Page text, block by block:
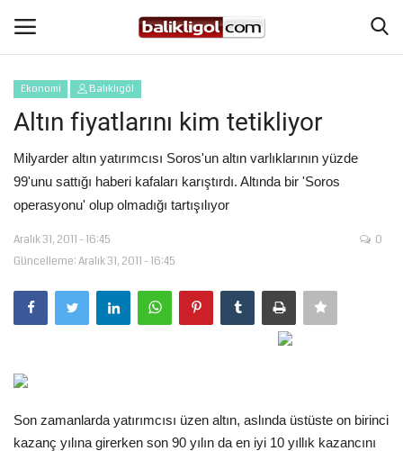
Giriş Yap
Anasayfa
Köşe Yazıları
Magazin
Şanlıurfa
Spor
Gündem
Ekonomi Balıklıgöl
Altın fiyatlarını kim tetikliyor
Milyarder altın yatırımcısı Soros'un altın varlıklarının yüzde
99'unu sattığı haberi kafaları karıştırdı. Altında bir 'Soros
operasyonu' olup olmadığı tartışılıyor
Aralık 31, 2011 - 16:45
Güncelleme: Aralık 31, 2011 - 16:45
0
Son zamanlarda yatırımcısı üzen altın, aslında üstüste on birinci
kazanç yılına girerken son 90 yılın da en iyi 10 yıllık kazancını